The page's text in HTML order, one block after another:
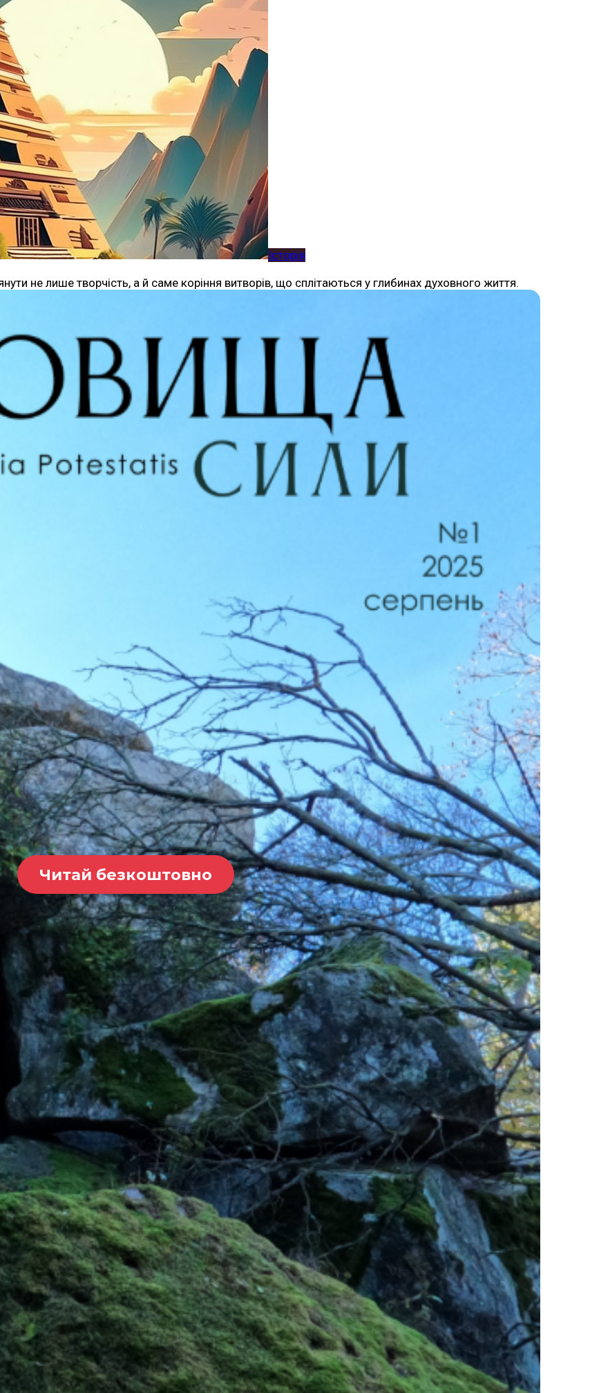
Історія
не лише творчість, а й саме коріння витворів, що сплітаються у глибинах духовного життя.
Читай безкоштовно